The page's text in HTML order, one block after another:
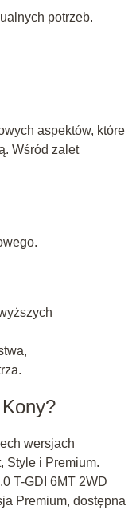
potrzeb.
aspektów, które
Wśród zalet
wersjach
Style i Premium.
T-GDI 6MT 2WD
Premium, dostępna